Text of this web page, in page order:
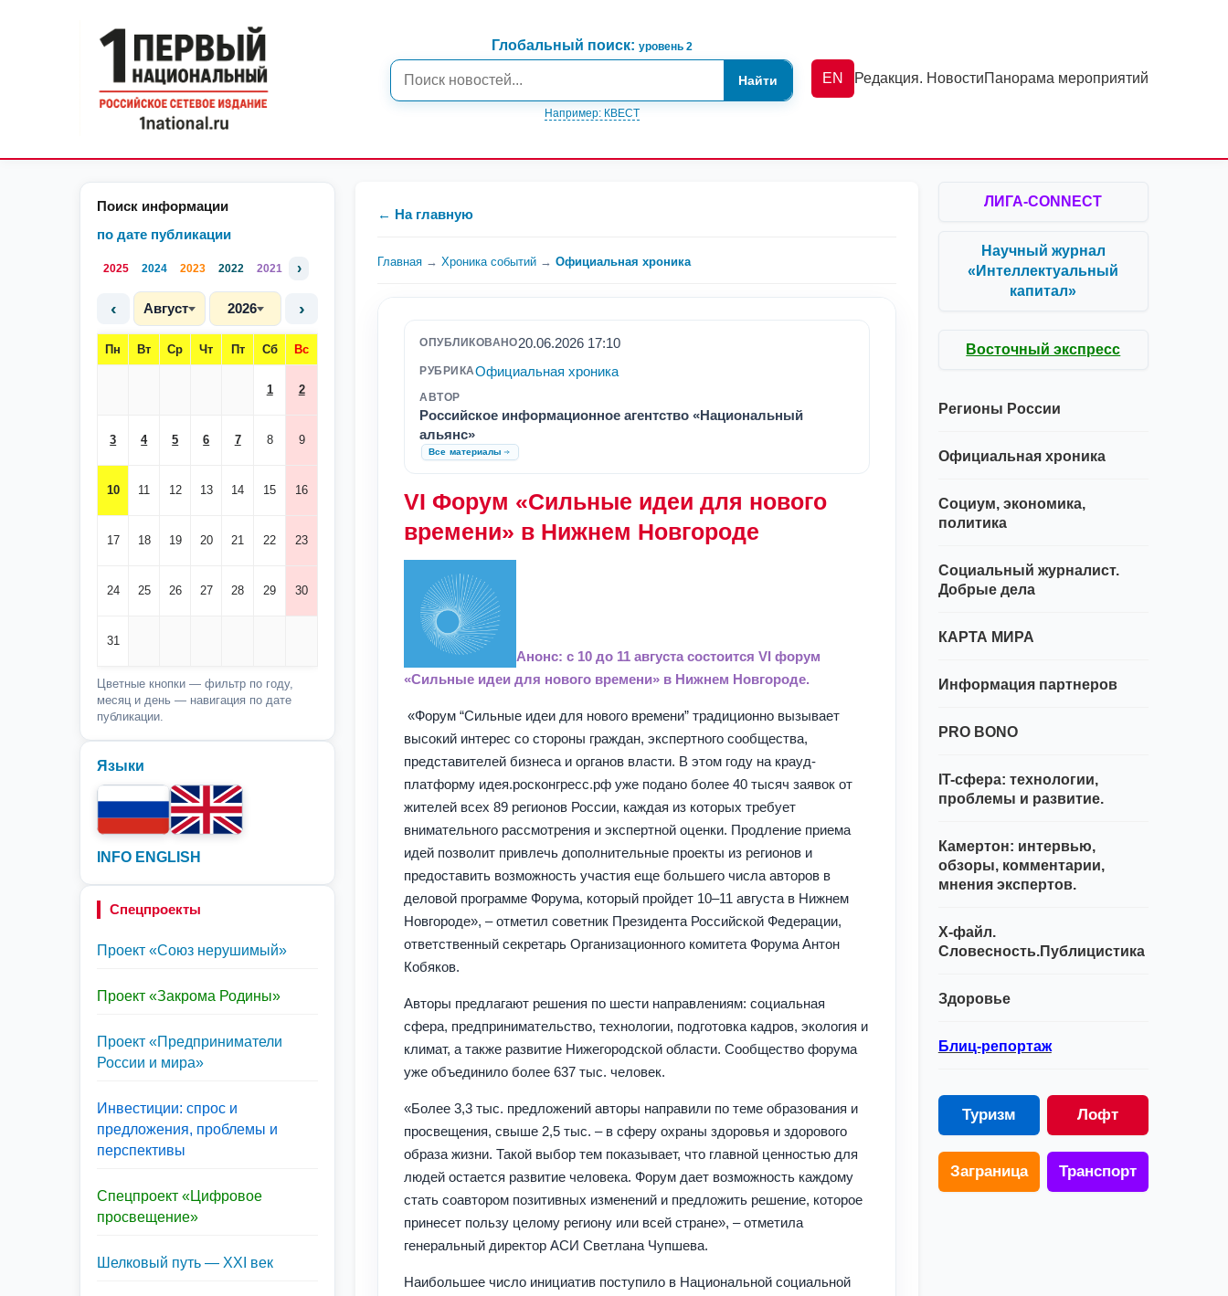
Глобальный поиск: уровень 2
Найти
Например: КВЕСТ
EN Редакция. НовостиПанорама мероприятий
Поиск информации
по дате публикации
2025 2024 2023 2022 2021 ›
‹ Август 2026 ›
Пн Вт Ср Чт Пт Сб Вс
1 2
3 4 5 6 7 8 9
10 11 12 13 14 15 16
17 18 19 20 21 22 23
24 25 26 27 28 29 30
31
Цветные кнопки — фильтр по году,
месяц и день — навигация по дате
публикации.
Языки
INFO ENGLISH
Спецпроекты
Проект «Союз нерушимый»
Проект «Закрома Родины»
Проект «Предприниматели
России и мира»
Инвестиции: спрос и
предложения, проблемы и
перспективы
Спецпроект «Цифровое
просвещение»
Шелковый путь — XXI век
← На главную
Главная → Хроника событий → Официальная хроника
ОПУБЛИКОВАНО20.06.2026 17:10
РУБРИКАОфициальная хроника
АВТОР
Российское информационное агентство «Национальный
альянс»
Все материалы
VI Форум «Сильные идеи для нового
времени» в Нижнем Новгороде
Анонс: с 10 до 11 августа состоится VI форум
«Сильные идеи для нового времени» в Нижнем Новгороде.
«Форум “Сильные идеи для нового времени” традиционно вызывает
высокий интерес со стороны граждан, экспертного сообщества,
представителей бизнеса и органов власти. В этом году на крауд-
платформу идея.росконгресс.рф уже подано более 40 тысяч заявок от
жителей всех 89 регионов России, каждая из которых требует
внимательного рассмотрения и экспертной оценки. Продление приема
идей позволит привлечь дополнительные проекты из регионов и
предоставить возможность участия еще большего числа авторов в
деловой программе Форума, который пройдет 10–11 августа в Нижнем
Новгороде», – отметил советник Президента Российской Федерации,
ответственный секретарь Организационного комитета Форума Антон
Кобяков.
Авторы предлагают решения по шести направлениям: социальная
сфера, предпринимательство, технологии, подготовка кадров, экология и
климат, а также развитие Нижегородской области. Сообщество форума
уже объединило более 637 тыс. человек.
«Более 3,3 тыс. предложений авторы направили по теме образования и
просвещения, свыше 2,5 тыс. – в сферу охраны здоровья и здорового
образа жизни. Такой выбор тем показывает, что главной ценностью для
людей остается развитие человека. Форум дает возможность каждому
стать соавтором позитивных изменений и предложить решение, которое
принесет пользу целому региону или всей стране», – отметила
генеральный директор АСИ Светлана Чупшева.
Наибольшее число инициатив поступило в Национальной социальной
ЛИГА-CONNECT
Научный журнал
«Интеллектуальный
капитал»
Восточный экспресс
Регионы России
Официальная хроника
Социум, экономика,
политика
Социальный журналист.
Добрые дела
КАРТА МИРА
Информация партнеров
PRO BONO
IT-сфера: технологии,
проблемы и развитие.
Камертон: интервью,
обзоры, комментарии,
мнения экспертов.
Х-файл.
Словесность.Публицистика
Здоровье
Блиц-репортаж
Туризм Лофт
Заграница Транспорт